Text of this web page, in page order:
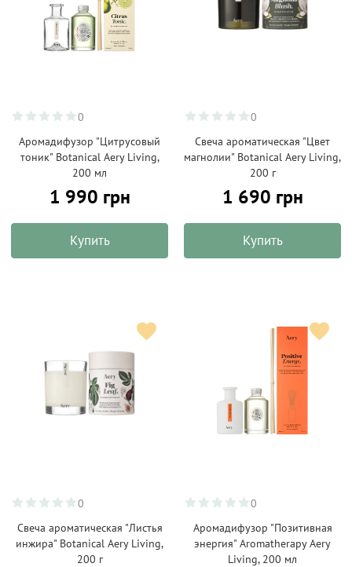
0
Аромадифузор "Цитрусовый
тоник" Botanical Aery Living,
200 мл
1 990 грн
Купить
0
Свеча ароматическая "Цвет
магнолии" Botanical Aery Living,
200 г
1 690 грн
Купить
0
Свеча ароматическая "Листья
инжира" Botanical Aery Living,
200 г
0
Аромадифузор "Позитивная
энергия" Aromatherapy Aery
Living, 200 мл